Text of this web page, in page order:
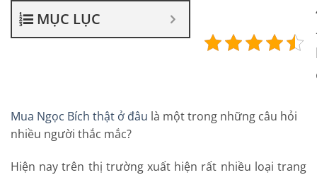
MỤC LỤC
Mua Ngọc Bích thật ở đâu là một trong những câu hỏi
nhiều người thắc mắc?
Hiện nay trên thị trường xuất hiện rất nhiều loại trang